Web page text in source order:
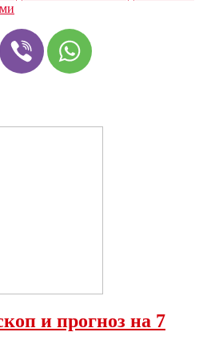
и прогноз на 7